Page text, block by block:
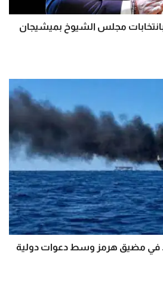
مجلس الشيوخ بميشيجان
في مضيق هرمز وسط دعوات دولية